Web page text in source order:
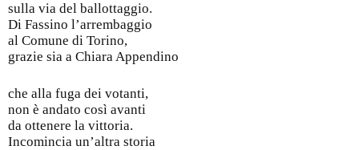
sulla via del ballottaggio.
Di Fassino l’arrembaggio
al Comune di Torino,
grazie sia a Chiara Appendino
che alla fuga dei votanti,
non è andato così avanti
da ottenere la vittoria.
Incomincia un’altra storia